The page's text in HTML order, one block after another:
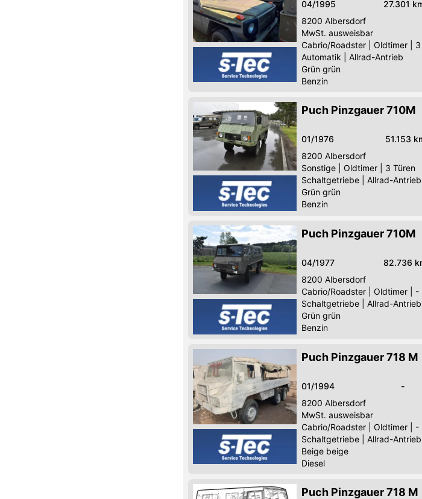
04/1995 27.301
8200 Albersdorf
MwSt. ausweisbar
Cabrio/Roadster
Oldtimer
Automatik
Allrad-Antrieb
Grün grün
Benzin
Puch Pinzgauer 710M
01/1976 51.153
8200 Albersdorf
Sonstige
Oldtimer
3 Türen
Schaltgetriebe
Allrad-Antrieb
Grün grün
Benzin
Puch Pinzgauer 710M
04/1977 82.736
8200 Albersdorf
Cabrio/Roadster
Oldtimer
-
Schaltgetriebe
Allrad-Antrieb
Grün grün
Benzin
Puch Pinzgauer 718 M
01/1994 -
8200 Albersdorf
MwSt. ausweisbar
Cabrio/Roadster
Oldtimer
-
Schaltgetriebe
Allrad-Antrieb
Beige beige
Diesel
Puch Pinzgauer 718 M